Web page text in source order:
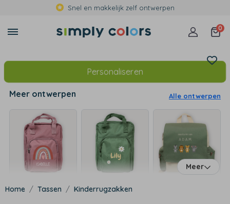
Snel en makkelijk zelf ontwerpen
0
Personaliseren
Meer ontwerpen Alle ontwerpen
Meer
Tassen Kinderrugzakken